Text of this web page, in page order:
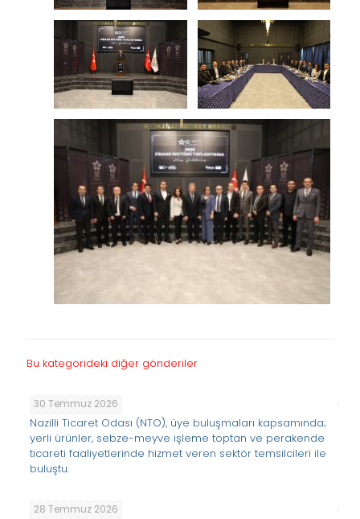
Bu kategorideki diğer gönderiler
30 Temmuz 2026
Nazilli Ticaret Odası (NTO), üye buluşmaları kapsamında;
yerli ürünler, sebze-meyve işleme toptan ve perakende
ticareti faaliyetlerinde hizmet veren sektör temsilcileri ile
buluştu.
28 Temmuz 2026